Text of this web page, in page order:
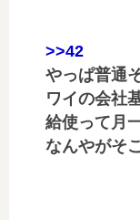
>>42
やっぱ普通
ワイの会社
給使って月
なんやがそ